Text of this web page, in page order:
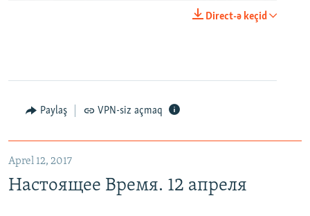
Direct-ə keçid
Paylaş VPN-siz açmaq
Aprel 12, 2017
Настоящее Время. 12 апреля